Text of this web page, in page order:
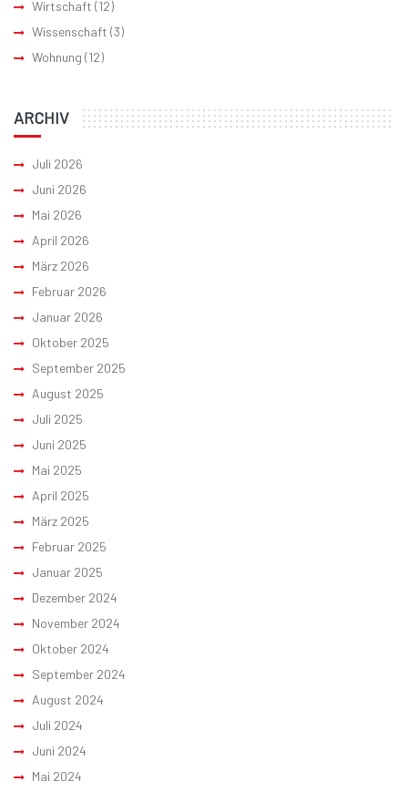
Wirtschaft (12)
Wissenschaft (3)
Wohnung (12)
ARCHIV
Juli 2026
Juni 2026
Mai 2026
April 2026
März 2026
Februar 2026
Januar 2026
Oktober 2025
September 2025
August 2025
Juli 2025
Juni 2025
Mai 2025
April 2025
März 2025
Februar 2025
Januar 2025
Dezember 2024
November 2024
Oktober 2024
September 2024
August 2024
Juli 2024
Juni 2024
Mai 2024